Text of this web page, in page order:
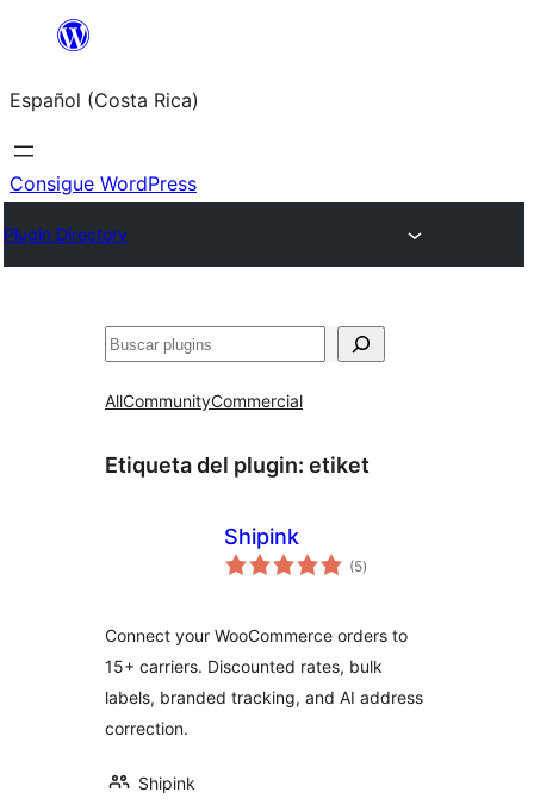
Saltar
contenido
Español (Costa Rica)
Consigue WordPress
Plugin Directory
Buscar
AllCommunityCommercial
Etiqueta del plugin: etiket
Shipink
(5total
de
)
Connect your WooCommerce orders to
15+ carriers. Discounted rates, bulk
labels, branded tracking, and AI address
correction.
Shipink